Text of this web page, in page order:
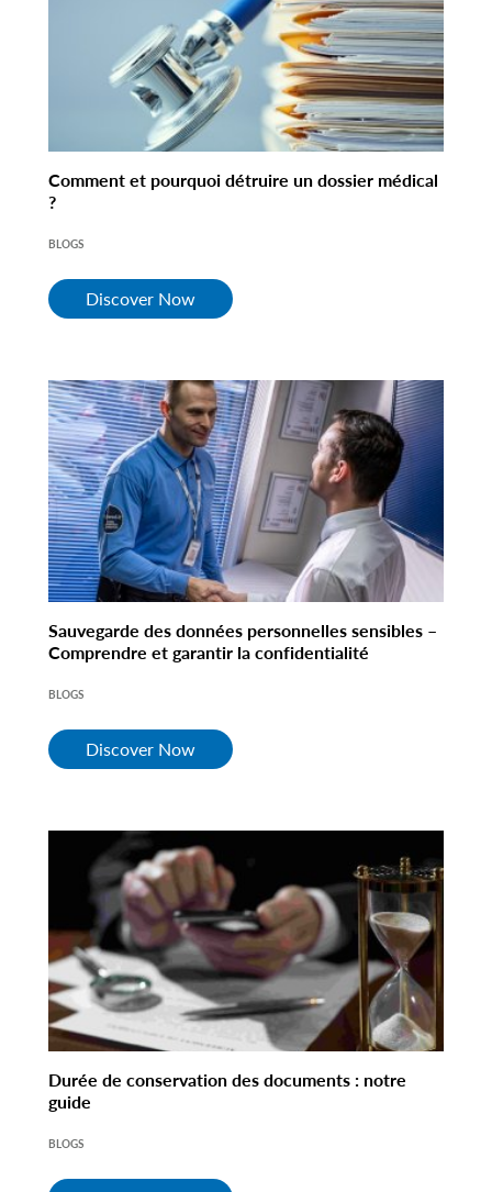
Comment et pourquoi détruire un dossier médical
?
BLOGS
Discover Now
Sauvegarde des données personnelles sensibles –
Comprendre et garantir la confidentialité
BLOGS
Discover Now
Durée de conservation des documents : notre
guide
BLOGS